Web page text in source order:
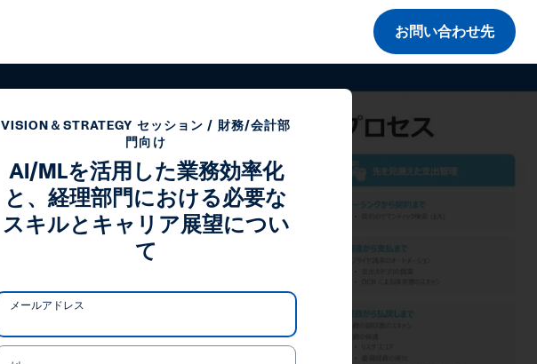
お問い合わせ先
VISION＆STRATEGY セッション / 財務/会計部
門向け
AI/MLを活用した業務効率化
と、経理部門における必要な
スキルとキャリア展望につい
て
メールアドレス